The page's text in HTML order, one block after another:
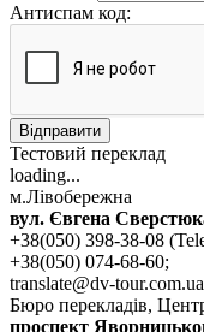
Антиспам код:
Відправити
Тестовий переклад
loading...
м.Лівобережна
вул. Євгена
+38(050) 398-38-08
+38(050) 074-68-60;
translate@dv-tour.com.ua
Бюро перекладів,
проспект